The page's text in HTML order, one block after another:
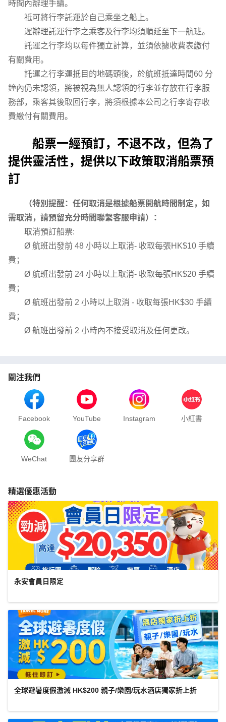
時間內辦理手續。
衹可將行李託運於自己乘坐之船上。
遲辦理託運行李之乘客及行李均須順延至下一航班。
託運之行李均以每件獨立計算，並須依據收費表繳付
有關費用。
託運之行李運抵目的地碼頭後，於航班抵達時間60 分
鐘內仍未認領，將被視為無人認領的行李並存放在行李服
務部，乘客其後取回行李，將須根據本公司之行李寄存收
費繳付有關費用。
船票一經預訂，不退不改，但為了
提供靈活性，提供以下政策取消船票預
訂
（特別提醒：任何取消是根據船票開航時間制定，如
需取消，請預留充分時間聯繫客服申請）：
取消預訂船票:
Ø 航班出發前 48 小時以上取消- 收取每張HK$10 手續
費；
Ø 航班出發前 24 小時以上取消- 收取每張HK$20 手續
費；
Ø 航班出發前 2 小時以上取消 - 收取每張HK$30 手續
費；
Ø 航班出發前 2 小時內不接受取消及任何更改。
關注我們
Facebook YouTube Instagram 小紅書
WeChat 團友分享群
精選優惠活動
永安會員日限定
全球避暑度假激減 HK$200 親子/樂園/玩水酒店獨家折上折